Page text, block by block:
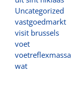
Uncategorized
vastgoedmarkt
visit brussels
voet
wat